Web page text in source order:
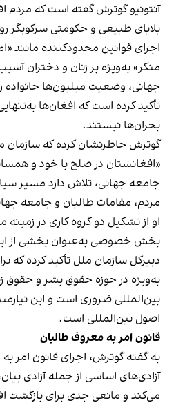
آنتونیو گوترش گفته است که مردم
بلایای طبیعی و حکومتی سرکوبگر
اجرای قوانین محدودکننده مانند
منکر» به‌ویژه بر زنان و دختران
جهانی، وضعیت میلیون‌ها خانواده
تأکید کرده است که افغان‌ها
بحران‌ها نیستند.
گوترش خاطرنشان کرده که
«افغانستان در صلح با خود و
جامعه جهانی، تلاش دارد مسیر
مردم، مقامات طالبان و جامعه
او از تشکیل دو گروه کاری در زمینه
بخش خصوصی به‌عنوان بخشی از
دبیرکل سازمان ملل تأکید کرده که
به‌ویژه در حوزه حقوق بشر و حقوق
بین‌المللی ضروری‌ است و این
اصول بین‌المللی است.
قانون امر به معروف طالبان
به گفته گوترش، اجرای قانون امر
آزادی‌های اساسی از جمله آزادی
می‌کند و مانعی جدی برای بازگشت